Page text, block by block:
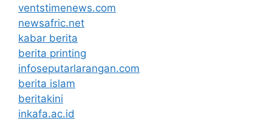
ventstimenews.com
newsafric.net
kabar berita
berita printing
infoseputarlarangan.com
berita islam
beritakini
inkafa.ac.id